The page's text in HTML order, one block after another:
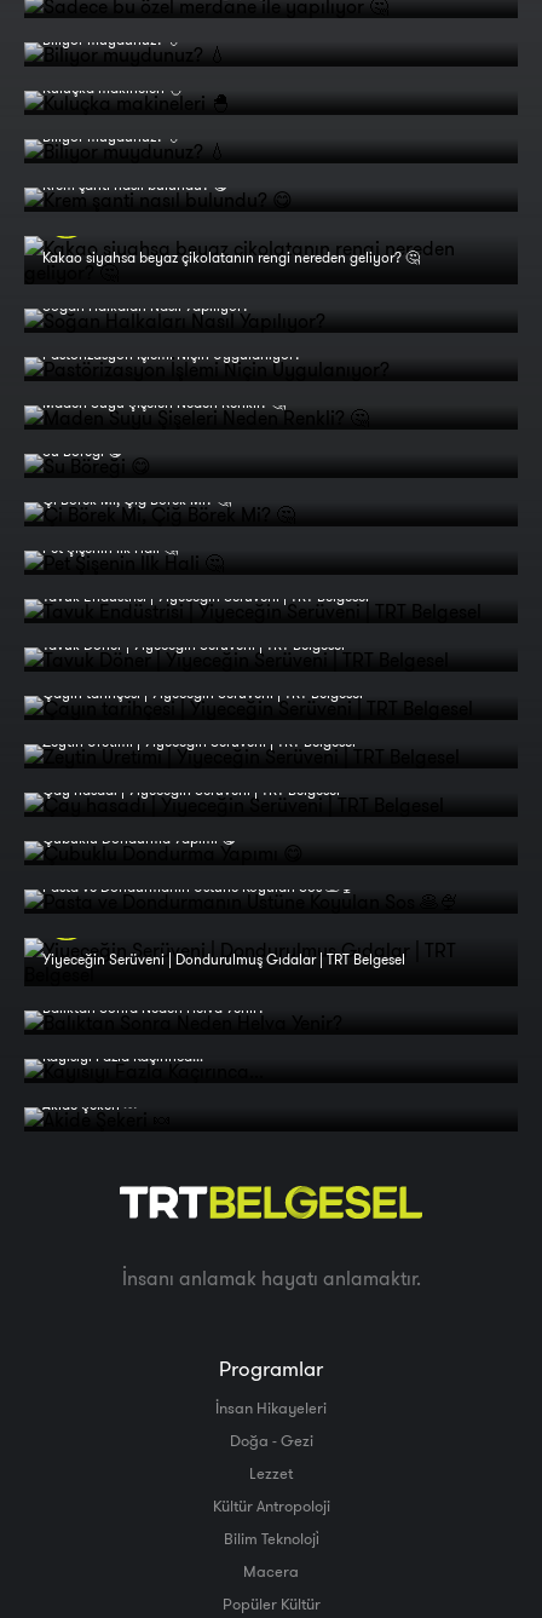
Biliyor muydunuz? 💧
Kuluçka makineleri 🐣
Biliyor muydunuz? 💧
Krem şanti nasıl bulundu? 😋
Kakao siyahsa beyaz çikolatanın rengi nereden geliyor? 🤔
Soğan Halkaları Nasıl Yapılıyor?
Pastörizasyon İşlemi Niçin Uygulanıyor?
Maden Suyu Şişeleri Neden Renkli? 🤔
Su Böreği 😋
Çi Börek Mi, Çiğ Börek Mi? 🤔
Pet Şişenin İlk Hali 🤔
Tavuk Endüstrisi | Yiyeceğin Serüveni | TRT Belgesel
Tavuk Döner | Yiyeceğin Serüveni | TRT Belgesel
Çayın tarihçesi | Yiyeceğin Serüveni | TRT Belgesel
Zeytin Üretimi | Yiyeceğin Serüveni | TRT Belgesel
Çay hasadı | Yiyeceğin Serüveni | TRT Belgesel
Çubuklu Dondurma Yapımı 😋
Pasta ve Dondurmanın Üstüne Koyulan Sos 🥞🍨
Yiyeceğin Serüveni | Dondurulmuş Gıdalar | TRT Belgesel
Balıktan Sonra Neden Helva Yenir?
Kayısıyı Fazla Kaçırınca...
Akide Şekeri 🍬
İnsanı anlamak hayatı anlamaktır.
Programlar
İnsan Hikayeleri
Doğa - Gezi
Lezzet
Kültür Antropoloji
Bilim Teknoloji̇
Macera
Popüler Kültür